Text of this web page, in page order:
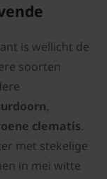
is wellicht de
soorten
,
clematis.
met stekelige
in mei witte